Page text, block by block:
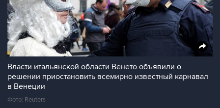
Власти итальянской области Венето объявили о
решении приостановить всемирно известный карнавал
в Венеции
Фото: Reuters